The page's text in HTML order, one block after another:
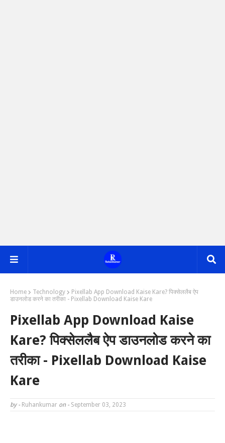
Home Technology
Pixellab App Download Kaise Kare? पिक्सेललैब ऐप
डाउनलोड करने का तरीका - Pixellab Download Kaise Kare
Pixellab App Download Kaise
Kare? पिक्सेललैब ऐप डाउनलोड करने का
तरीका - Pixellab Download Kaise
Kare
by - Ruhankumar on - September 03, 2023